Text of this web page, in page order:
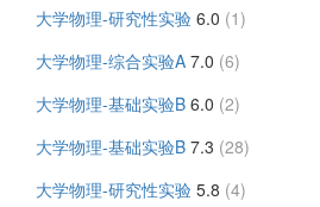
大学物理-研究性实验 6.0 (1)
大学物理-综合实验A 7.0 (6)
大学物理-基础实验B 6.0 (2)
大学物理-基础实验B 7.3 (28)
大学物理-研究性实验 5.8 (4)